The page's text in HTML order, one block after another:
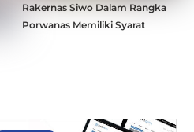
Rakernas Siwo Dalam Rangka
Porwanas Memiliki Syarat